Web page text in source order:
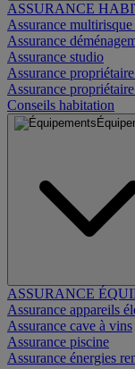
ASSURANCE
Assurance
Assurance
Assurance studio
Assurance
Assurance
Conseils habitation
ASSURANCE
Assurance appareils
Assurance cave à vins
Assurance piscine
Assurance énergies